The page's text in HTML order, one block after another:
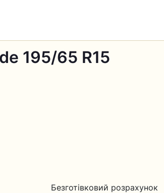
195/65 R15
Безготівковий розрахунок